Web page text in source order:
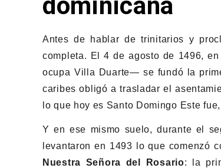
Antes de hablar de trinitarios y
completa. El 4 de agosto de 1496,
ocupa Villa Duarte— se fundó la
caribes obligó a trasladar el
lo que hoy es Santo Domingo Este
Y en ese mismo suelo, durante el
levantaron en 1493 lo que
Nuestra Señora del Rosario: la